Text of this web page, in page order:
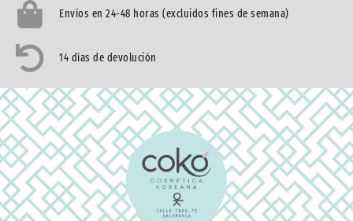
Envíos en 24-48 horas (excluidos fines de semana)
14 días de devolución